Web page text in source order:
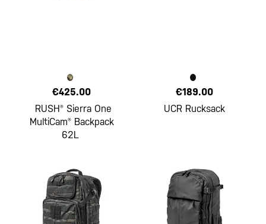
€425.00
RUSH® Sierra One
MultiCam® Backpack
62L
€189.00
UCR Rucksack